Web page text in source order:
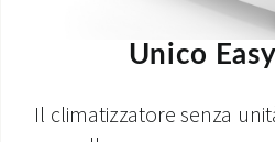
Unico
Il climatizzatore senza